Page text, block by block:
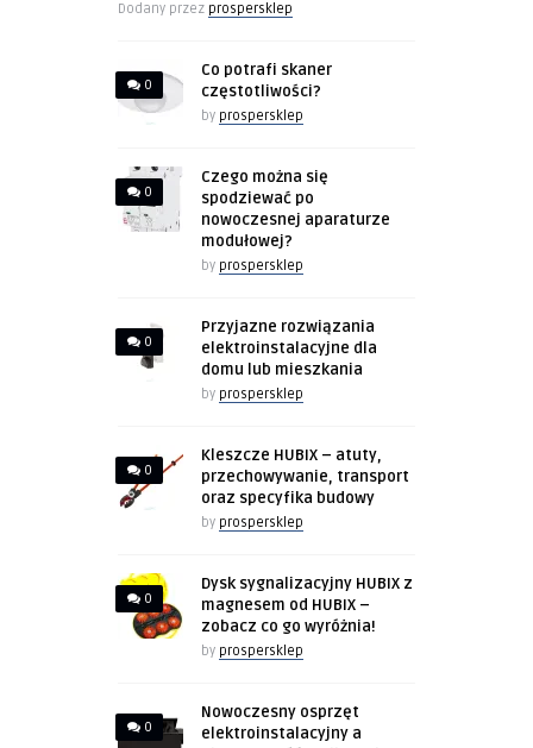
Dodany przez prospersklep
0
Co potrafi skaner
częstotliwości?
by prospersklep
0
Czego można się
spodziewać po
nowoczesnej aparaturze
modułowej?
by prospersklep
0
Przyjazne rozwiązania
elektroinstalacyjne dla
domu lub mieszkania
by prospersklep
0
Kleszcze HUBIX – atuty,
przechowywanie, transport
oraz specyfika budowy
by prospersklep
0
Dysk sygnalizacyjny HUBIX z
magnesem od HUBIX –
zobacz co go wyróżnia!
by prospersklep
0
Nowoczesny osprzęt
elektroinstalacyjny a